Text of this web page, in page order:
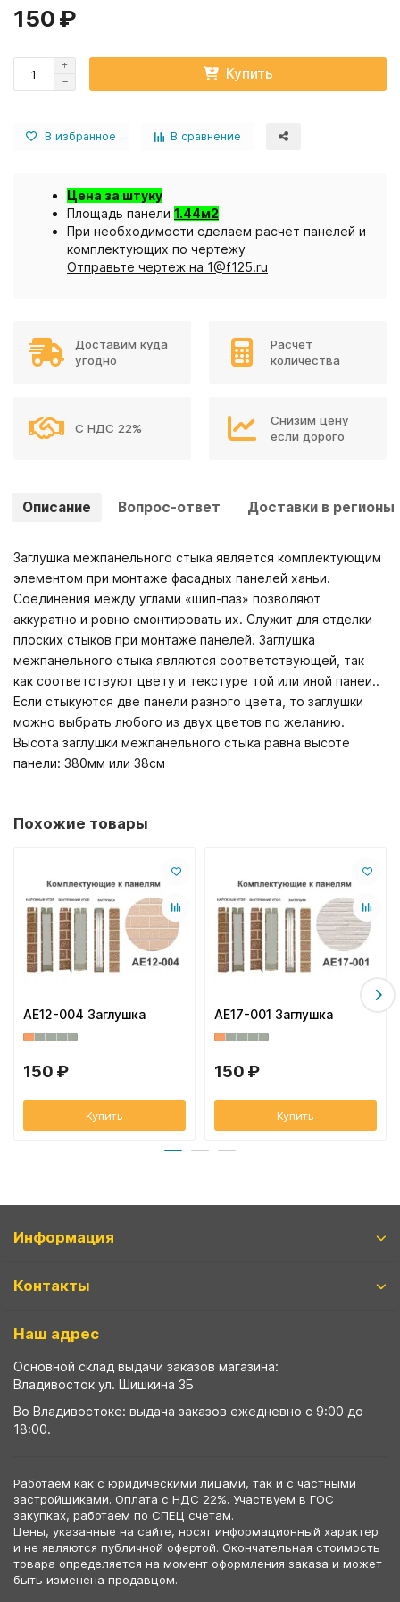
150 ₽
Купить
В избранное В сравнение
Цена за штуку
Площадь панели 1.44м2
При необходимости сделаем расчет панелей и
комплектующих по чертежу
Отправьте чертеж на 1@f125.ru
Доставим куда
угодно
Расчет
количества
С НДС 22%
Снизим цену
если дорого
Описание Вопрос-ответ Доставки в регионы
Заглушка межпанельного стыка является комплектующим
элементом при монтаже фасадных панелей ханьи.
Соединения между углами «шип-паз» позволяют
аккуратно и ровно смонтировать их. Служит для отделки
плоских стыков при монтаже панелей. Заглушка
межпанельного стыка являются соответствующей, так
как соответствуют цвету и текстуре той или иной панеи..
Если стыкуются две панели разного цвета, то заглушки
можно выбрать любого из двух цветов по желанию.
Высота заглушки межпанельного стыка равна высоте
панели: 380мм или 38см
Похожие товары
AE12-004 Заглушка
150 ₽
Купить
AE17-001 Заглушка
150 ₽
Купить
Информация
Контакты
Наш адрес
Основной склад выдачи заказов магазина:
Владивосток ул. Шишкина 3Б
Во Владивостоке: выдача заказов ежедневно с 9:00 до
18:00.
Работаем как с юридическими лицами, так и с частными
застройщиками. Оплата с НДС 22%. Участвуем в ГОС
закупках, работаем по СПЕЦ счетам.
Цены, указанные на сайте, носят информационный характер
и не являются публичной офертой. Окончательная стоимость
товара определяется на момент оформления заказа и может
быть изменена продавцом.